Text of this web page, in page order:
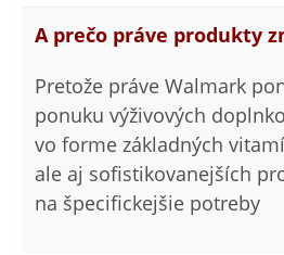
A prečo práve produkty
Pretože práve Walmark
ponuku výživových
vo forme základných
ale aj sofistikovanejších
na špecifickejšie potreby